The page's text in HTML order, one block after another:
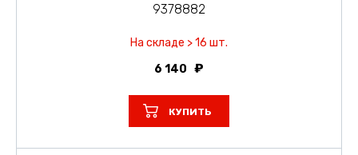
9378882
На складе > 16 шт.
6 140
КУПИТЬ